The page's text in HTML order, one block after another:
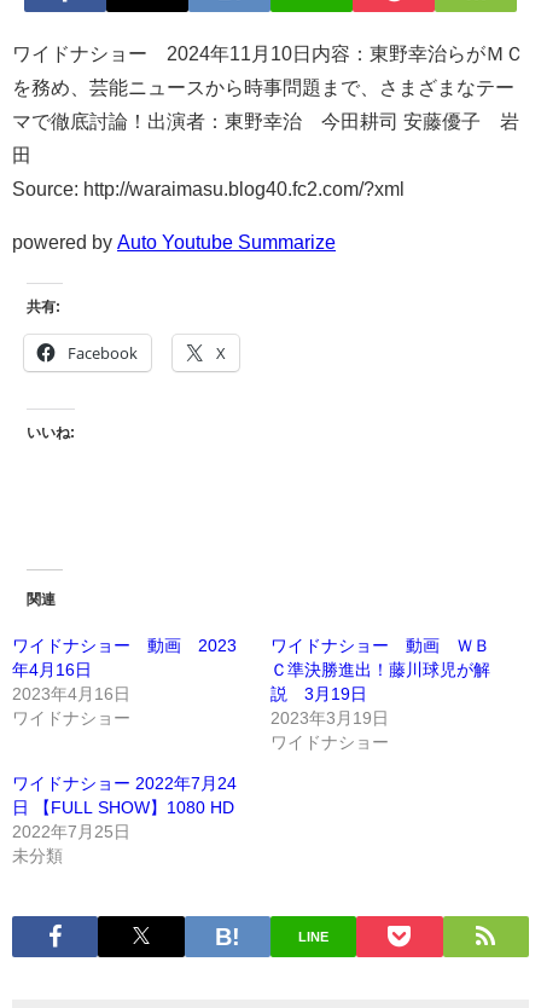
ワイドナショー 2024年11月10日内容：東野幸治らがＭＣ
を務め、芸能ニュースから時事問題まで、さまざまなテー
マで徹底討論！出演者：東野幸治 今田耕司 安藤優子 岩
田
Source: http://waraimasu.blog40.fc2.com/?xml
powered by Auto Youtube Summarize
共有:
Facebook X
いいね:
関連
ワイドナショー 動画 2023
年4月16日
2023年4月16日
ワイドナショー
ワイドナショー 動画 ＷＢ
Ｃ準決勝進出！藤川球児が解
説 3月19日
2023年3月19日
ワイドナショー
ワイドナショー 2022年7月24
日 【FULL SHOW】1080 HD
2022年7月25日
未分類
LINE